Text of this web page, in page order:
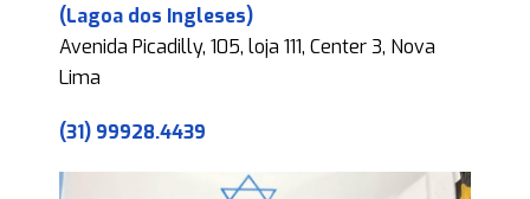
(Lagoa dos Ingleses)
Avenida Picadilly, 105, loja 111, Center 3, Nova
Lima
(31) 99928.4439